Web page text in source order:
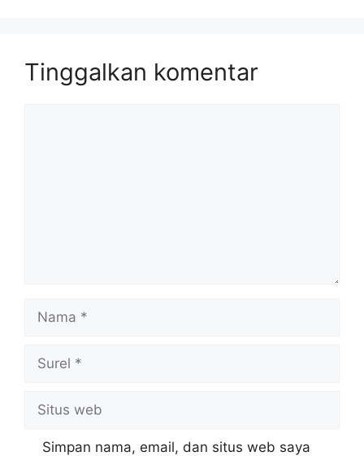
Tinggalkan komentar
Nama
Surel
Situs
web
Simpan nama, email, dan situs web saya